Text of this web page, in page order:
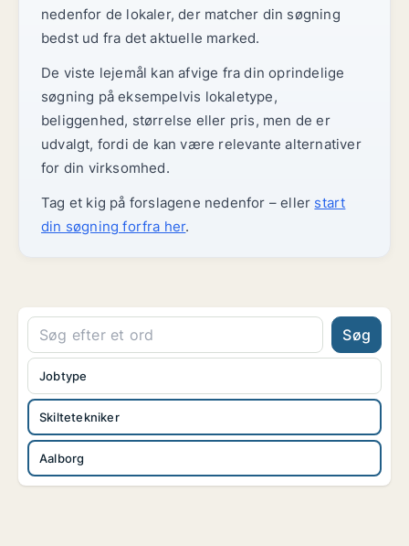
nedenfor de lokaler, der matcher din søgning
bedst ud fra det aktuelle marked.
De viste lejemål kan afvige fra din oprindelige
søgning på eksempelvis lokaletype,
beliggenhed, størrelse eller pris, men de er
udvalgt, fordi de kan være relevante alternativer
for din virksomhed.
Tag et kig på forslagene nedenfor – eller start
din søgning forfra her.
Søg
Skiltetekniker
Aalborg
Jobtype